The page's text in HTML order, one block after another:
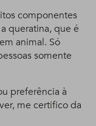
componentes
queratina, que é
animal. Só
somente
preferência à
me certifico da